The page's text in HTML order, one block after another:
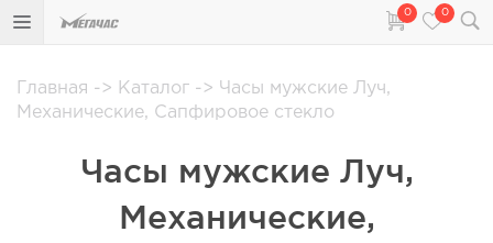
0 0
Главная -> Каталог -> Часы мужские Луч,
Механические, Сапфировое стекло
Часы мужские Луч,
Механические,